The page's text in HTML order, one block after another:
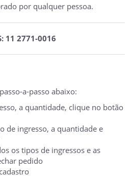
por qualquer pessoa.
11 2771-0016
a-passo abaixo:
a quantidade, clique no botão
de ingresso, a quantidade e
os tipos de ingressos e as
pedido